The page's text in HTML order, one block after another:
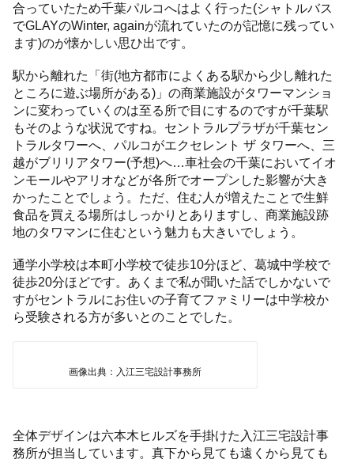
合っていたため千葉パルコへはよく行った(シャトルバス
でGLAYのWinter, againが流れていたのが記憶に残ってい
ます)のが懐かしい思ひ出です。
駅から離れた「街(地方都市によくある駅から少し離れた
ところに遊ぶ場所がある)」の商業施設がタワーマンショ
ンに変わっていくのは至る所で目にするのですが千葉駅
もそのような状況ですね。セントラルプラザが千葉セン
トラルタワーへ、パルコがエクセレント ザ タワーへ、三
越がブリリアタワー(予想)へ…車社会の千葉においてイオ
ンモールやアリオなどが各所でオープンした影響が大き
かったことでしょう。ただ、住む人が増えたことで生鮮
食品を買える場所はしっかりとありますし、商業施設跡
地のタワマンに住むという魅力も大きいでしょう。
通学小学校は本町小学校で徒歩10分ほど、葛城中学校で
徒歩20分ほどです。あくまで私が聞いた話でしかないで
すがセントラルにお住いの子育てファミリーは中学校か
ら受験される方が多いとのことでした。
画像出典：入江三宅設計事務所
全体デザインは六本木ヒルズを手掛けた入江三宅設計事
務所が担当しています。真下から見ても遠くから見ても